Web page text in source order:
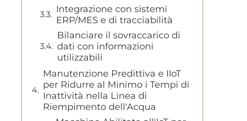
Integrazione con sistemi
ERP/MES e di tracciabilità
Bilanciare il sovraccarico di
dati con informazioni
utilizzabili
Manutenzione Predittiva e IIoT
per Ridurre al Minimo i Tempi di
Inattività nella Linea di
Riempimento dell'Acqua